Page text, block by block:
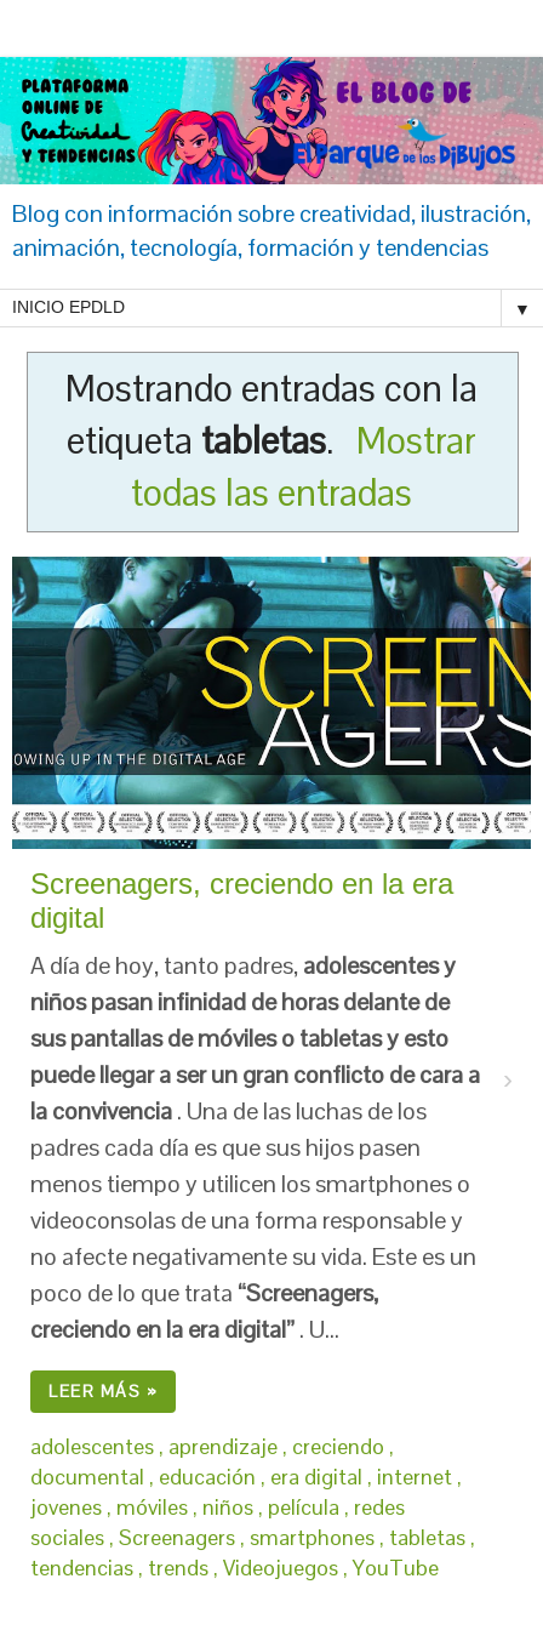
Blog con información sobre creatividad, ilustración,
animación, tecnología, formación y tendencias
▼
Mostrando entradas con la
etiqueta tabletas. Mostrar
todas las entradas
Screenagers, creciendo en la era
digital
A día de hoy, tanto padres,adolescentes y
niños pasan infinidad de horas delante de
sus pantallas de móviles o tabletas y esto
puede llegar a ser un gran conflicto de cara a
la convivencia. Una de las luchas de los
padres cada día es que sus hijos pasen
menos tiempo y utilicen los smartphones o
videoconsolas de una forma responsable y
no afecte negativamente su vida. Este es un
poco de lo que trata “Screenagers,
creciendo en la era digital”. U…
LEER MÁS »
adolescentes , aprendizaje , creciendo ,
documental , educación , era digital , internet ,
jovenes , móviles , niños , película , redes
sociales , Screenagers , smartphones , tabletas ,
tendencias , trends , Videojuegos ,YouTube
›